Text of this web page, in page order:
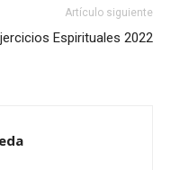
Artículo siguiente
Espirituales 2022